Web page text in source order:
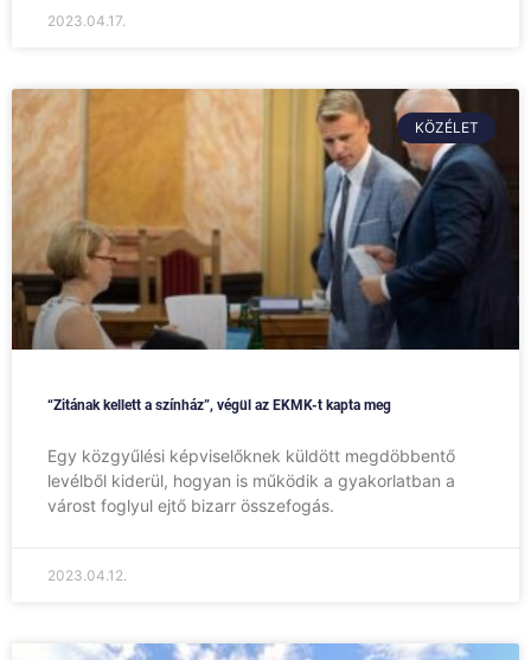
2023.04.17.
KÖZÉLET
“Zitának kellett a színház”, végül az EKMK-t kapta meg
Egy közgyűlési képviselőknek küldött megdöbbentő
levélből kiderül, hogyan is működik a gyakorlatban a
várost foglyul ejtő bizarr összefogás.
2023.04.12.